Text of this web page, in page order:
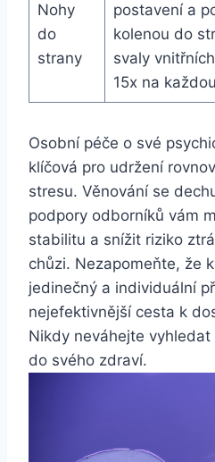
Nohy
do
strany
postavení a
kolenou do
svaly
15x na
Osobní péče o své
klíčová pro udržení
stresu. Věnování se
podpory odborníků vám
stabilitu a snížit riziko
chůzi. Nezapomeňte, že
jedinečný a individuální
nejefektivnější cesta k
Nikdy neváhejte
do svého zdraví.